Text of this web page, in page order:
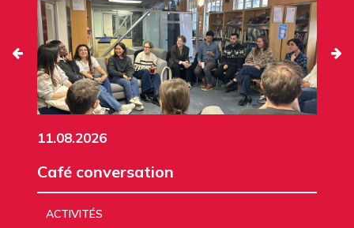
11.08.2026
Café conversation
ACTIVITÉS